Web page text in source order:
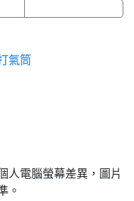
氣筒
人電腦螢幕差異，圖片
。